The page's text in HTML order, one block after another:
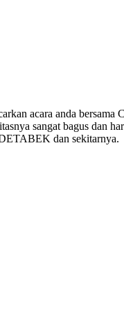
acara anda bersama
sangat bagus dan
dan sekitarnya.